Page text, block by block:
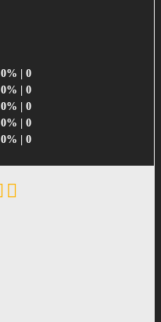
0% | 0
0% | 0
0% | 0
0% | 0
0% | 0